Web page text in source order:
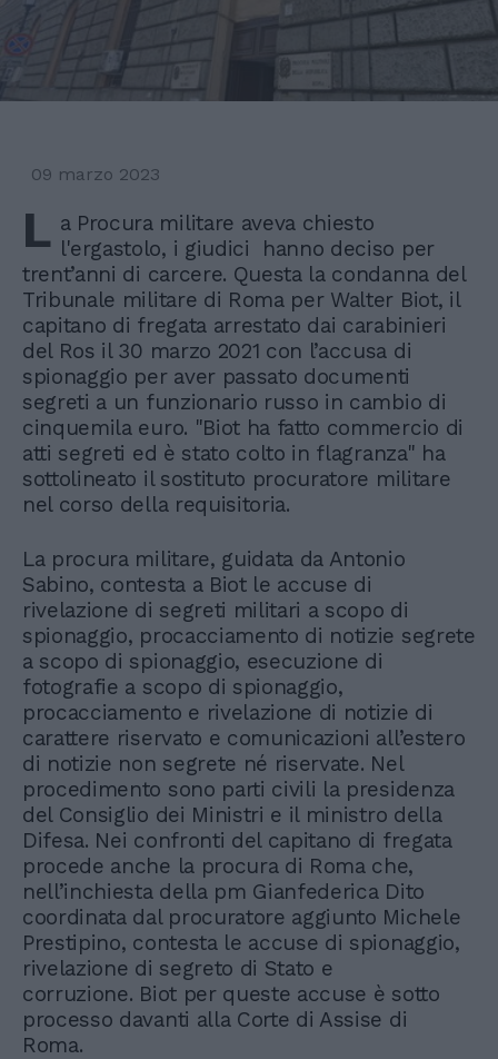
09 marzo 2023
L a Procura militare aveva chiesto
l'ergastolo, i giudici hanno deciso per
trent’anni di carcere. Questa la condanna del
Tribunale militare di Roma per Walter Biot, il
capitano di fregata arrestato dai carabinieri
del Ros il 30 marzo 2021 con l’accusa di
spionaggio per aver passato documenti
segreti a un funzionario russo in cambio di
cinquemila euro. "Biot ha fatto commercio di
atti segreti ed è stato colto in flagranza" ha
sottolineato il sostituto procuratore militare
nel corso della requisitoria.
La procura militare, guidata da Antonio
Sabino, contesta a Biot le accuse di
rivelazione di segreti militari a scopo di
spionaggio, procacciamento di notizie segrete
a scopo di spionaggio, esecuzione di
fotografie a scopo di spionaggio,
procacciamento e rivelazione di notizie di
carattere riservato e comunicazioni all’estero
di notizie non segrete né riservate. Nel
procedimento sono parti civili la presidenza
del Consiglio dei Ministri e il ministro della
Difesa. Nei confronti del capitano di fregata
procede anche la procura di Roma che,
nell’inchiesta della pm Gianfederica Dito
coordinata dal procuratore aggiunto Michele
Prestipino, contesta le accuse di spionaggio,
rivelazione di segreto di Stato e
corruzione. Biot per queste accuse è sotto
processo davanti alla Corte di Assise di
Roma.